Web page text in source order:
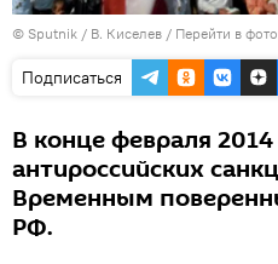
© Sputnik / В. Киселев / Перейти в
Подписаться
В конце февраля
антироссийских
Временным
РФ.